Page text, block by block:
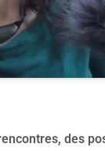
des